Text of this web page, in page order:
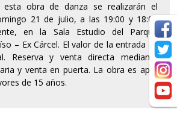
esta obra de danza se realizarán el
21 de julio, a las 19:00 y 18:00
en la Sala Estudio del Parque
– Ex Cárcel. El valor de la entrada es
Reserva y venta directa mediante
y venta en puerta. La obra es apta
de 15 años.